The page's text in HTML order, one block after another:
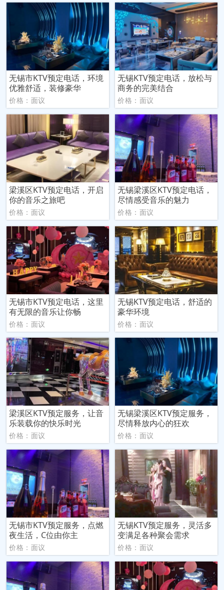
无锡市KTV预定电话，环境
优雅舒适，装修豪华
价格：面议
无锡KTV预定电话，放松与
商务的完美结合
价格：面议
梁溪区KTV预定电话，开启
你的音乐之旅吧
价格：面议
无锡梁溪区KTV预定电话，
尽情感受音乐的魅力
价格：面议
无锡市KTV预定电话，这里
有无限的音乐让你畅
价格：面议
无锡KTV预定电话，舒适的
豪华环境
价格：面议
梁溪区KTV预定服务，让音
乐装载你的快乐时光
价格：面议
无锡梁溪区KTV预定服务，
尽情释放内心的狂欢
价格：面议
无锡市KTV预定服务，点燃
夜生活，C位由你主
价格：面议
无锡KTV预定服务，灵活多
变满足各种聚会需求
价格：面议